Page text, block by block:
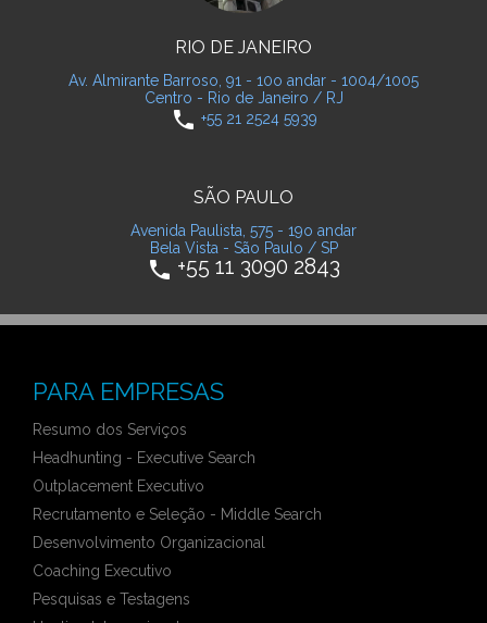
RIO DE JANEIRO
Av. Almirante Barroso, 91 - 10o andar - 1004/1005
Centro - Rio de Janeiro / RJ
phone +55 21 2524 5939
SÃO PAULO
Avenida Paulista, 575 - 19o andar
Bela Vista - São Paulo / SP
phone +55 11 3090 2843
PARA EMPRESAS
Resumo dos Serviços
Headhunting - Executive Search
Outplacement Executivo
Recrutamento e Seleção - Middle Search
Desenvolvimento Organizacional
Coaching Executivo
Pesquisas e Testagens